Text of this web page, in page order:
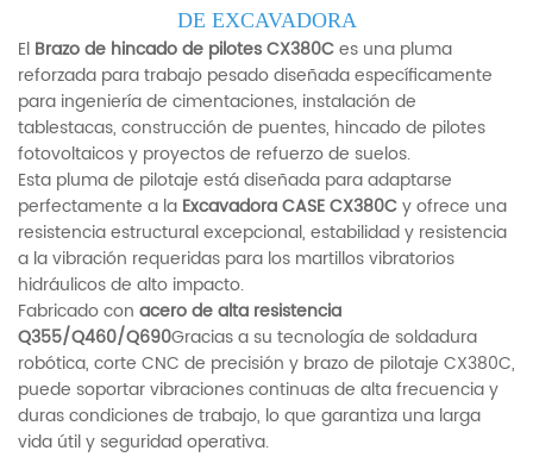
DE EXCAVADORA
El Brazo de hincado de pilotes CX380Ces una pluma
reforzada para trabajo pesado diseñada específicamente
para ingeniería de cimentaciones, instalación de
tablestacas, construcción de puentes, hincado de pilotes
fotovoltaicos y proyectos de refuerzo de suelos.
Esta pluma de pilotaje está diseñada para adaptarse
perfectamente a la Excavadora CASE CX380Cy ofrece una
resistencia estructural excepcional, estabilidad y resistencia
a la vibración requeridas para los martillos vibratorios
hidráulicos de alto impacto.
Fabricado con acero de alta resistencia
Q355/Q460/Q690Gracias a su tecnología de soldadura
robótica, corte CNC de precisión y brazo de pilotaje CX380C,
puede soportar vibraciones continuas de alta frecuencia y
duras condiciones de trabajo, lo que garantiza una larga
vida útil y seguridad operativa.